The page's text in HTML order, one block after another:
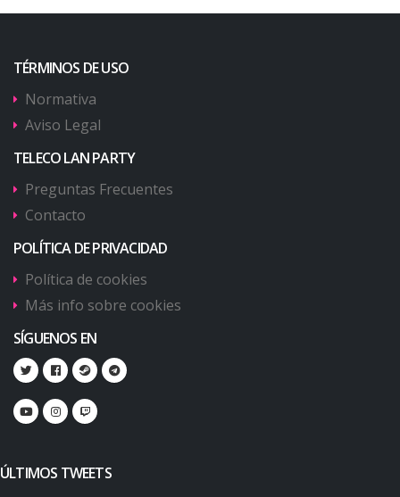
TÉRMINOS DE USO
Normativa
Aviso Legal
TELECO LAN PARTY
Preguntas Frecuentes
Contacto
POLÍTICA DE PRIVACIDAD
Política de cookies
Más info sobre cookies
SÍGUENOS EN
ÚLTIMOS TWEETS